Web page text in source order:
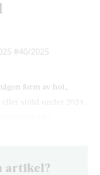
#40/2025
form av hot,
stöld under 2024.
artikel?